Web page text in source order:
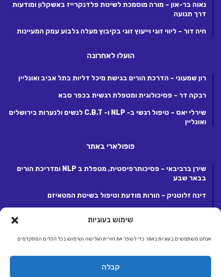
שימוש בעוגיות
אנחנו משתמשים בעוגיות באתר כדי לשפר את חוויית הגלישה ושימוש בכל הכלים המתקדמים
קבלה
נאוה בר-און – מורה מוסמכת לשיטת פלדנקרייז באשקלון ומודעות
דרך תנועה
חיה דור – ליווי זוגי וייעוץ זוגי בקיבוץ מעלה גלבוע עמק המעיינות
הועלו לאחרונה
רון שמעוני – הדרכת הורים בגישת מיכל דליות בתל אביב ואונליין
רבקה דר – פסיכולוגית ומטפלת רגשית בכפר סבא
שירלי יאס – טיפול רגשי ב- NLP ו- C.B.T לנשים ולנערות בירושלים
ואונליין
פופולארי באתר
שירן ברביבאי – פסיכותרפיסטית, מטפלת ב NLP ומדריכת הורים
בבאר שבע
דינה זלוטניק – הורות מודעת וטיפול בשיטת המטאיזם
מפעילת קבוצת אתרי אלטרנטיבלי |